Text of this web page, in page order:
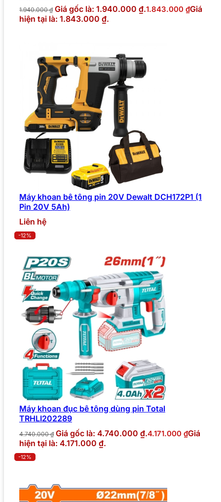
1.940.000₫ Giá gốc là: 1.940.000 ₫.1.843.000 ₫Giá
hiện tại là: 1.843.000 ₫.
Máy khoan bê tông pin 20V Dewalt DCH172P1 (1
Pin 20V 5Ah)
Liên hệ
-12%
Máy khoan đục bê tông dùng pin Total
TRHLI202289
4.740.000₫ Giá gốc là: 4.740.000 ₫.4.171.000 ₫Giá
hiện tại là: 4.171.000 ₫.
-12%